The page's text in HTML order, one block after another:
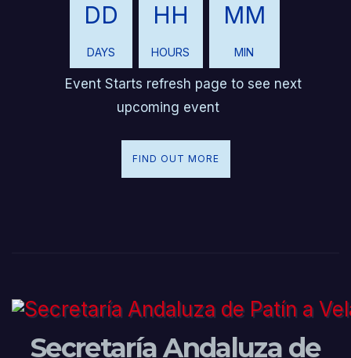
DD
DAYS
HH
HOURS
MM
MIN
Event Starts refresh page to see next
upcoming event
FIND OUT MORE
Secretaría Andaluza de